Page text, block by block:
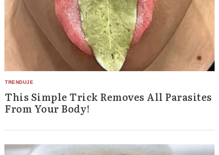
This Simple Trick Removes All Parasites
From Your Body!